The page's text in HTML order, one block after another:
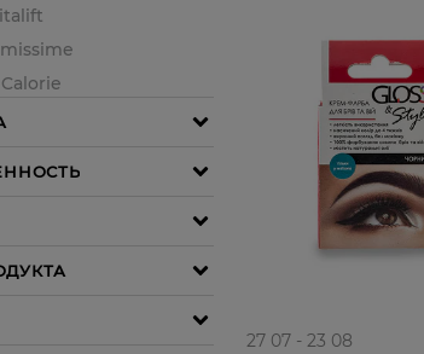
27 07 - 23 08